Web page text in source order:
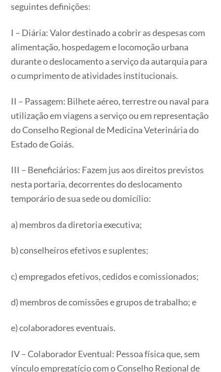
seguintes definições:
I – Diária: Valor destinado a cobrir as despesas com
alimentação, hospedagem e locomoção urbana
durante o deslocamento a serviço da autarquia para
o cumprimento de atividades institucionais.
II – Passagem: Bilhete aéreo, terrestre ou naval para
utilização em viagens a serviço ou em representação
do Conselho Regional de Medicina Veterinária do
Estado de Goiás.
III – Beneficiários: Fazem jus aos direitos previstos
nesta portaria, decorrentes do deslocamento
temporário de sua sede ou domicílio:
a) membros da diretoria executiva;
b) conselheiros efetivos e suplentes;
c) empregados efetivos, cedidos e comissionados;
d) membros de comissões e grupos de trabalho; e
e) colaboradores eventuais.
IV – Colaborador Eventual: Pessoa física que, sem
vínculo empregatício com o Conselho Regional de